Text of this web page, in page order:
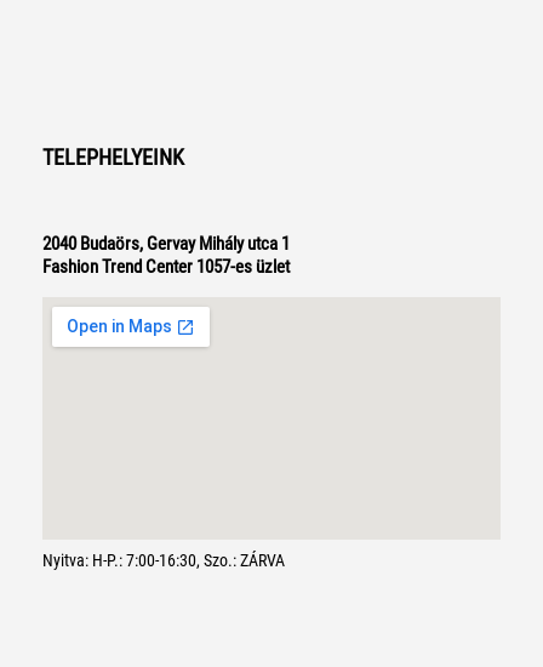
TELEPHELYEINK
2040 Budaörs, Gervay Mihály utca 1
Fashion Trend Center 1057-es üzlet
Nyitva: H-P.: 7:00-16:30, Szo.: ZÁRVA